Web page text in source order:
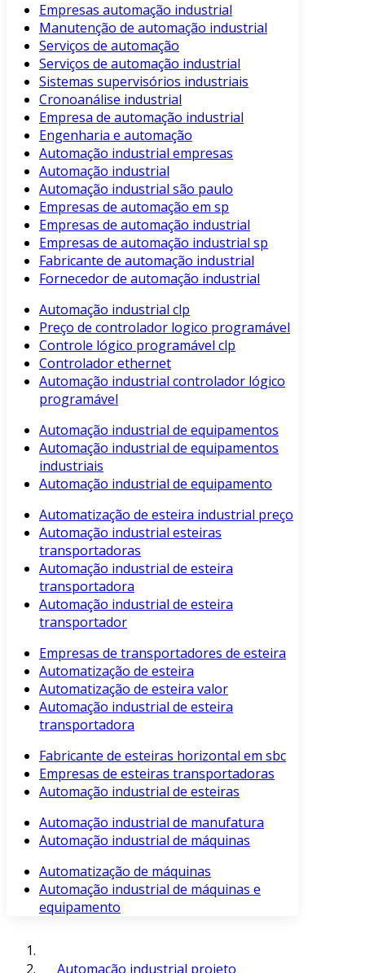
Empresas automação industrial
Manutenção de automação industrial
Serviços de automação
Serviços de automação industrial
Sistemas supervisórios industriais
Cronoanálise industrial
Empresa de automação industrial
Engenharia e automação
Automação industrial empresas
Automação industrial
Automação industrial são paulo
Empresas de automação em sp
Empresas de automação industrial
Empresas de automação industrial sp
Fabricante de automação industrial
Fornecedor de automação industrial
Automação industrial clp
Preço de controlador logico programável
Controle lógico programável clp
Controlador ethernet
Automação industrial controlador lógico
programável
Automação industrial de equipamentos
Automação industrial de equipamentos
industriais
Automação industrial de equipamento
Automatização de esteira industrial preço
Automação industrial esteiras
transportadoras
Automação industrial de esteira
transportadora
Automação industrial de esteira
transportador
Empresas de transportadores de esteira
Automatização de esteira
Automatização de esteira valor
Automação industrial de esteira
transportadora
Fabricante de esteiras horizontal em sbc
Empresas de esteiras transportadoras
Automação industrial de esteiras
Automação industrial de manufatura
Automação industrial de máquinas
Automatização de máquinas
Automação industrial de máquinas e
equipamento
Automação industrial projeto